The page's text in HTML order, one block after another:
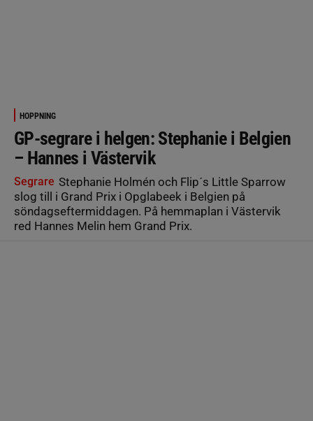
HOPPNING
GP-segrare i helgen: Stephanie i Belgien
– Hannes i Västervik
Segrare Stephanie Holmén och Flip´s Little Sparrow
slog till i Grand Prix i Opglabeek i Belgien på
söndagseftermiddagen. På hemmaplan i Västervik
red Hannes Melin hem Grand Prix.